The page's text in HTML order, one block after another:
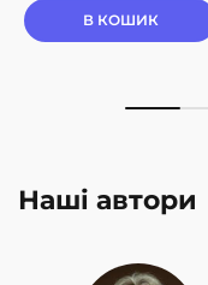
В КОШИК
Наші автори